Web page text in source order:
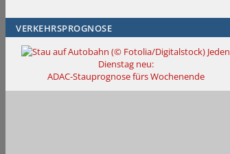
VERKEHRSPROGNOSE
Jeden
Dienstag neu:
ADAC-Stauprognose fürs Wochenende